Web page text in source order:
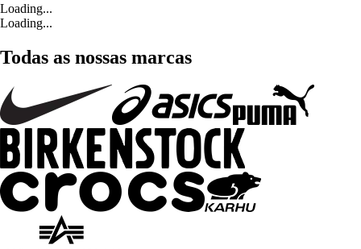
Loading...
Loading...
Todas as nossas marcas